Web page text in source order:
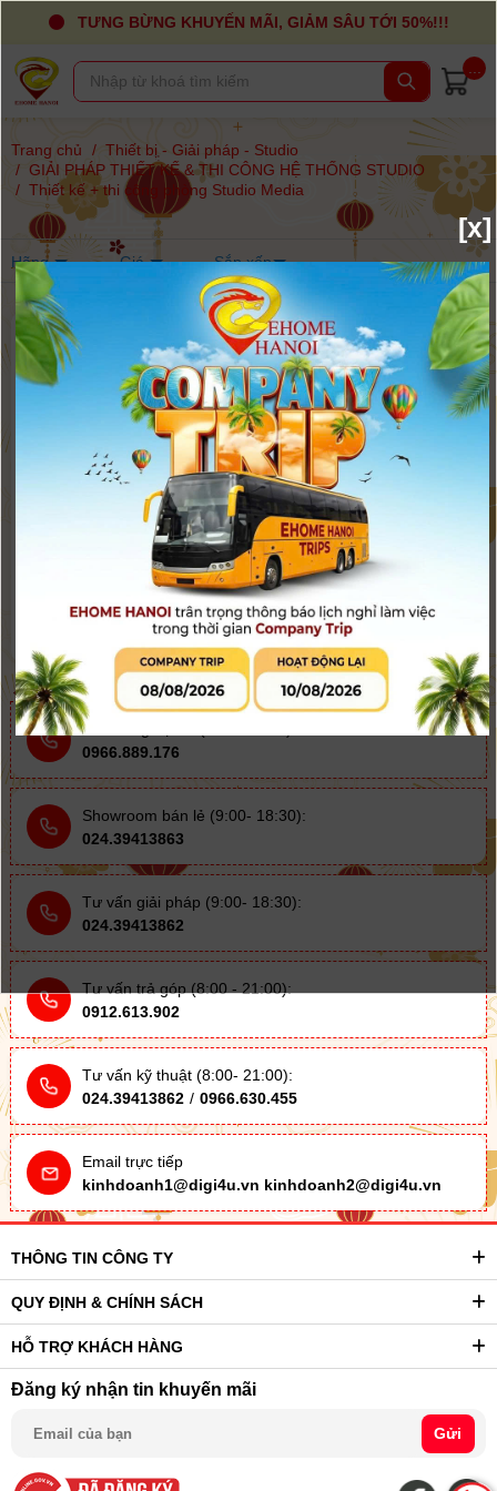
TƯNG BỪNG KHUYẾN MÃI, GIẢM SÂU TỚI 50%!!!
Trang chủ / Thiết bị - Giải pháp - Studio
/ GIẢI PHÁP THIẾT KẾ & THI CÔNG HỆ THỐNG STUDIO
/ Thiết kế + thi công phòng Studio Media
Hãng Giá Sắp xếp
Dự án lắp đặt phòng studio
Bán hàng dự án (8:00- 21:00)
0966.889.176
Showroom bán lẻ (9:00- 18:30):
024.39413863
Tư vấn giải pháp (9:00- 18:30):
024.39413862
Tư vấn trả góp (8:00 - 21:00):
0912.613.902
Tư vấn kỹ thuật (8:00- 21:00):
024.39413862 / 0966.630.455
Email trực tiếp
kinhdoanh1@digi4u.vn kinhdoanh2@digi4u.vn
THÔNG TIN CÔNG TY
QUY ĐỊNH & CHÍNH SÁCH
HỖ TRỢ KHÁCH HÀNG
Đăng ký nhận tin khuyến mãi
Gửi
[x]